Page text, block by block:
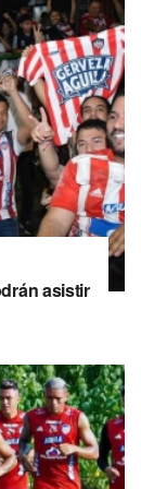
asistir